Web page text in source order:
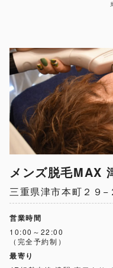
メンズ脱毛MAX
三重県津市本町２９
営業時間
10:00～22:00
（完全予約制）
最寄り